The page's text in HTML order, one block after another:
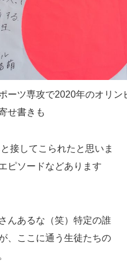
ーツ専攻で2020年のオリン
せ書きも
接してこられたと思いま
ピソードなどあります
んあるな（笑）特定の誰
、ここに通う生徒たちの